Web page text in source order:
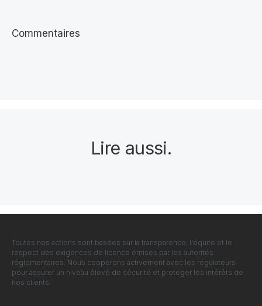
Commentaires
Lire aussi.
Toutes nos actions sont basées sur la transparence, l'équité et le
respect des exigences de licence émises par les autorités
réglementaires. Nous coopérons activement avec les régulateurs
pour assurer un niveau élevé de sécurité et protéger les intérêts de
nos clients.